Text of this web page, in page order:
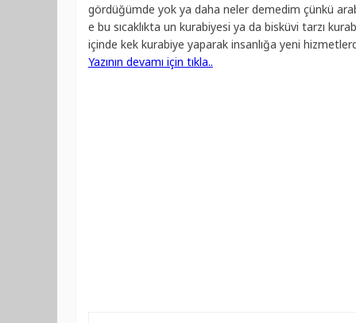
gördüğümde yok ya daha neler demedim çünkü
e bu sıcaklıkta un kurabiyesi ya da bisküvi tarzı
içinde kek kurabiye yaparak insanlığa yeni
Yazının devamı için tıkla..